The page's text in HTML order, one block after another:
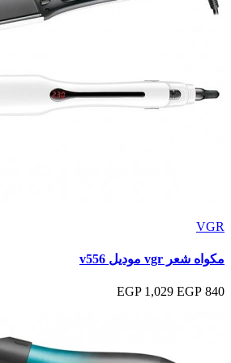
VGR
مكواه شعر vgr موديل v556
840 EGP
1,029 EGP